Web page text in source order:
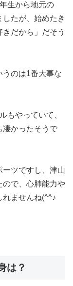
生から地元の
したが、始めたき
だから」だそう
うのは1番大事な
もやっていて、
凄かったそうで
ツですし、津山
ので、心肺能力や
ませんね(^^♪
は？